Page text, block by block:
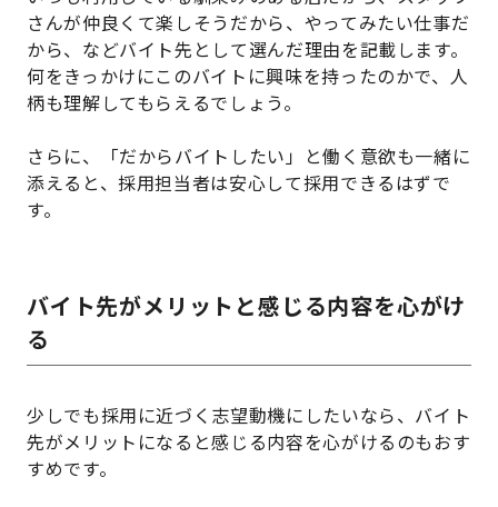
さんが仲良くて楽しそうだから、やってみたい仕事だ
から、などバイト先として選んだ理由を記載します。
何をきっかけにこのバイトに興味を持ったのかで、人
柄も理解してもらえるでしょう。
さらに、「だからバイトしたい」と働く意欲も一緒に
添えると、採用担当者は安心して採用できるはずで
す。
バイト先がメリットと感じる内容を心がけ
る
少しでも採用に近づく志望動機にしたいなら、バイト
先がメリットになると感じる内容を心がけるのもおす
すめです。